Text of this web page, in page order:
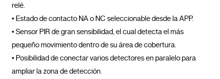
relé.
• Estado de contacto NA o NC seleccionable desde la APP.
• Sensor PIR de gran sensibilidad, el cual detecta el más
pequeño movimiento dentro de su área de cobertura.
• Posibilidad de conectar varios detectores en paralelo para
ampliar la zona de detección.